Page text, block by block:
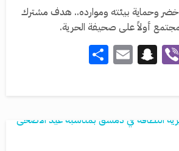
وحماية بيئته وموارده.. هدف مشترك
أولاً على صحيفة الحرية.
Viber
Snapchat
Email